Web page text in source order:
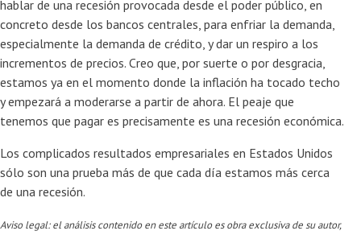
hablar de una recesión provocada desde el poder público, en
concreto desde los bancos centrales, para enfriar la demanda,
especialmente la demanda de crédito, y dar un respiro a los
incrementos de precios. Creo que, por suerte o por desgracia,
estamos ya en el momento donde la inflación ha tocado techo
y empezará a moderarse a partir de ahora. El peaje que
tenemos que pagar es precisamente es una recesión económica.
Los complicados resultados empresariales en Estados Unidos
sólo son una prueba más de que cada día estamos más cerca
de una recesión.
Aviso legal: el análisis contenido en este artículo es obra exclusiva de su autor,